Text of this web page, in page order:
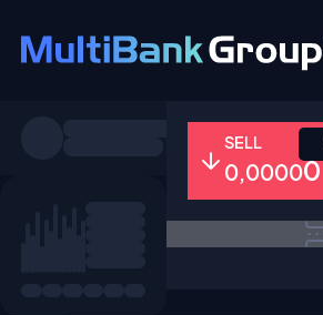
Todo Forex
SELL
0,00000